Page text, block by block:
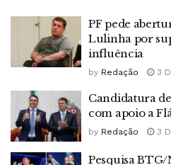
PF pede
Lulinha por
influência
by Redação 3
Candidatura
com apoio a
by Redação 3
Pesquisa